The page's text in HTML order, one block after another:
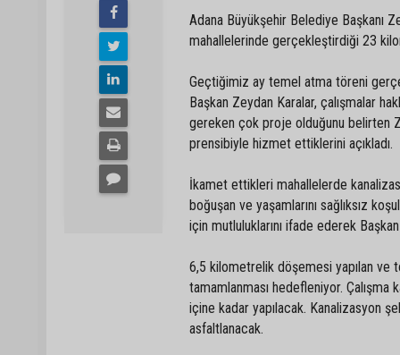
Adana Büyükşehir Belediye Başkanı
mahallelerinde gerçekleştirdiği 23
Geçtiğimiz ay temel atma töreni
Başkan Zeydan Karalar, çalışmalar
gereken çok proje olduğunu belirten
prensibiyle hizmet ettiklerini açıkladı.
İkamet ettikleri mahallelerde
boğuşan ve yaşamlarını sağlıksız
için mutluluklarını ifade ederek
6,5 kilometrelik döşemesi yapılan ve
tamamlanması hedefleniyor. Çalışma
içine kadar yapılacak. Kanalizasyon
asfaltlanacak.